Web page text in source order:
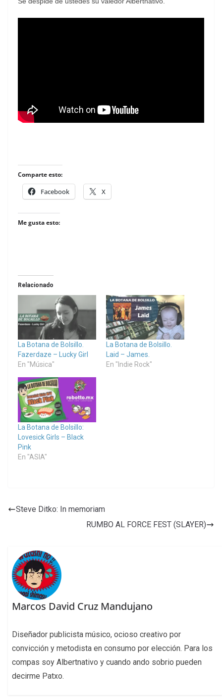
Comparte esto:
Facebook X
Me gusta esto:
Relacionado
La Botana de Bolsillo.
Fazerdaze – Lucky Girl
En "Música"
La Botana de Bolsillo.
Laid – James.
En "Indie Rock"
La Botana de Bolsillo:
Lovesick Girls – Black
Pink
En "ASIA"
Steve Ditko: In memoriam
RUMBO AL FORCE FEST (SLAYER)
Marcos David Cruz Mandujano
Diseñador publicista músico, ocioso creativo por
convicción y metodista en consumo por elección. Para los
compas soy Albertnativo y cuando ando sobrio pueden
decirme Patxo.